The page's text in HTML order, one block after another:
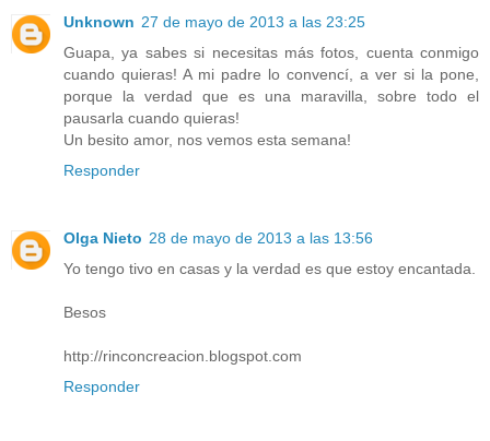
Unknown 27 de mayo de 2013 a las 23:25
Guapa, ya sabes si necesitas más fotos, cuenta conmigo
cuando quieras! A mi padre lo convencí, a ver si la pone,
porque la verdad que es una maravilla, sobre todo el
pausarla cuando quieras!
Un besito amor, nos vemos esta semana!
Responder
Olga Nieto 28 de mayo de 2013 a las 13:56
Yo tengo tivo en casas y la verdad es que estoy encantada.
Besos
http://rinconcreacion.blogspot.com
Responder